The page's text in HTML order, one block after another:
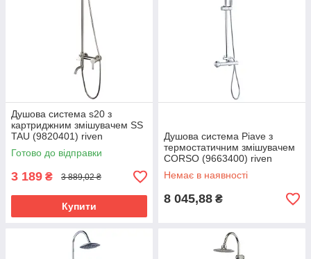
Душова система s20 з
картриджним змішувачем SS
TAU (9820401) riven
Готово до відправки
3 189 ₴ 3 889,02 ₴
Купити
Душова система Piave з
термостатичним змішувачем
CORSO (9663400) riven
Немає в наявності
8 045,88 ₴